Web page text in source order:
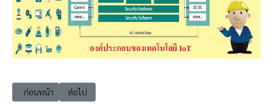
เนื้อหาก่อนหน้า: iot_001 Internet of Things (IoT) โอกาสและความท้าทา
ก่อนหน้า เนื้อหาถัดไป: iot_002 Internet of Things (IoT) องค์ประกอบ
ต่อไป